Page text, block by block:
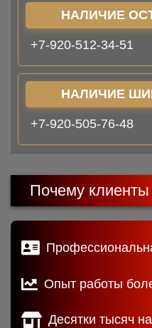
НАЛИЧИЕ
+7-920-512-34-51
НАЛИЧИЕ
+7-920-505-76-48
Почему
Опыт работы
Десятки тысяч